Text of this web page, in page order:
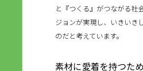
と『つくる』がつながる社
ジョンが実現し、いきいき
のだと考えています。
素材に愛着を持つた